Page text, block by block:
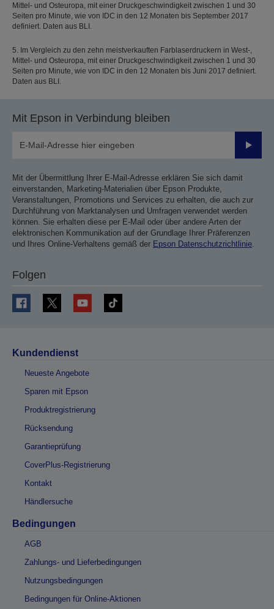
Mittel- und Osteuropa, mit einer Druckgeschwindigkeit zwischen 1 und 30
Seiten pro Minute, wie von IDC in den 12 Monaten bis September 2017
definiert. Daten aus BLI.
5. Im Vergleich zu den zehn meistverkauften Farblaserdruckern in West-,
Mittel- und Osteuropa, mit einer Druckgeschwindigkeit zwischen 1 und 30
Seiten pro Minute, wie von IDC in den 12 Monaten bis Juni 2017 definiert.
Daten aus BLI.
Mit Epson in Verbindung bleiben
Mit der Übermittlung Ihrer E-Mail-Adresse erklären Sie sich damit
einverstanden, Marketing-Materialien über Epson Produkte,
Veranstaltungen, Promotions und Services zu erhalten, die auch zur
Durchführung von Marktanalysen und Umfragen verwendet werden
können. Sie erhalten diese per E-Mail oder über andere Arten der
elektronischen Kommunikation auf der Grundlage Ihrer Präferenzen
und Ihres Online-Verhaltens gemäß der Epson Datenschutzrichtlinie
Folgen
Kundendienst
Neueste Angebote
Sparen mit Epson
Produktregistrierung
Rücksendung
Garantieprüfung
CoverPlus-Registrierung
Kontakt
Händlersuche
Bedingungen
AGB
Zahlungs- und Lieferbedingungen
Nutzungsbedingungen
Bedingungen für Online-Aktionen